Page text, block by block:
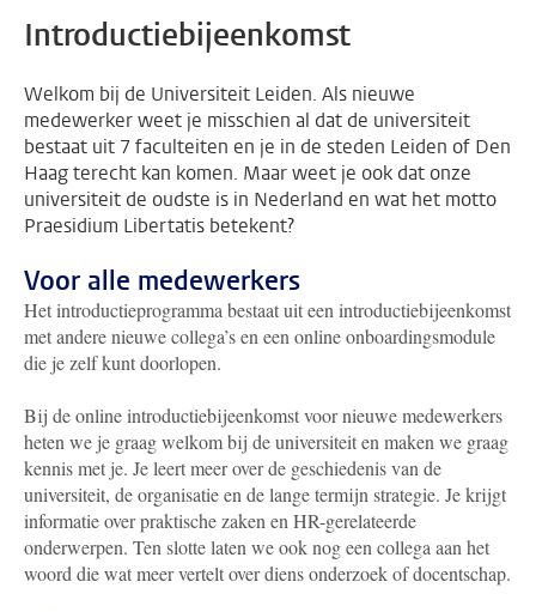
Introductiebijeenkomst
Welkom bij de Universiteit Leiden. Als nieuwe
medewerker weet je misschien al dat de universiteit
bestaat uit 7 faculteiten en je in de steden Leiden of Den
Haag terecht kan komen. Maar weet je ook dat onze
universiteit de oudste is in Nederland en wat het motto
Praesidium Libertatis betekent?
Voor alle medewerkers
Het introductieprogramma bestaat uit een introductiebijeenkomst
met andere nieuwe collega’s en een online onboardingsmodule
die je zelf kunt doorlopen.
Bij de online introductiebijeenkomst voor nieuwe medewerkers
heten we je graag welkom bij de universiteit en maken we graag
kennis met je. Je leert meer over de geschiedenis van de
universiteit, de organisatie en de lange termijn strategie. Je krijgt
informatie over praktische zaken en HR-gerelateerde
onderwerpen. Ten slotte laten we ook nog een collega aan het
woord die wat meer vertelt over diens onderzoek of docentschap.